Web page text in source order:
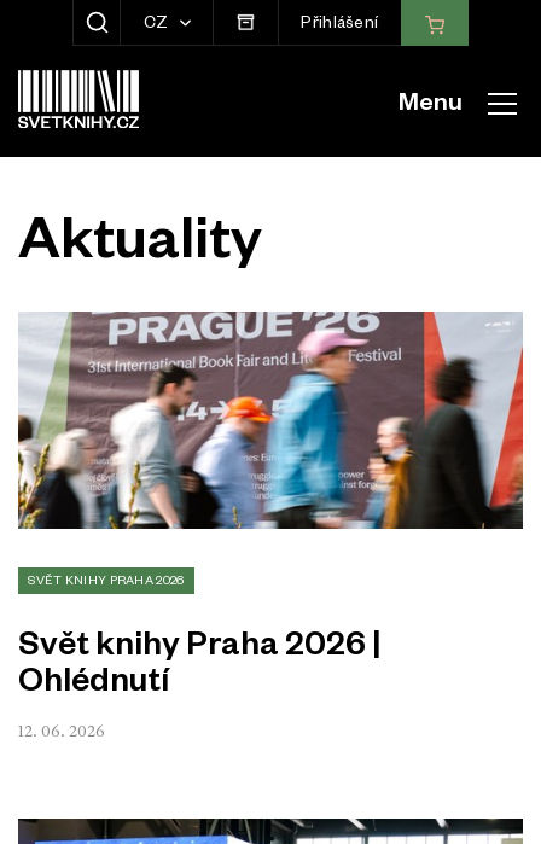
ZOBRAZIT HLEDÁNÍ
CZ Přihlášení
Menu
Aktuality
SVĚT KNIHY PRAHA 2026
Svět knihy Praha 2026 |
Ohlédnutí
12. 06. 2026